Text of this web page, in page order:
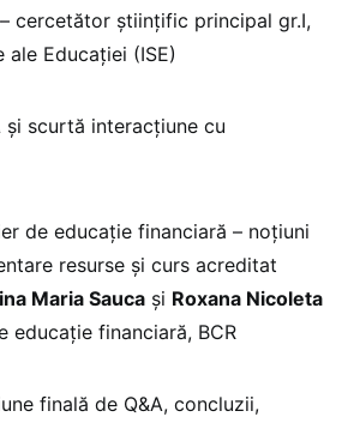
– cercetător științific principal gr.I,
Educației (ISE)
și scurtă interacțiune cu
de educație financiară – noțiuni
resurse și curs acreditat
Maria Sauca și Roxana Nicoleta
educație financiară, BCR
finală de Q&A, concluzii,